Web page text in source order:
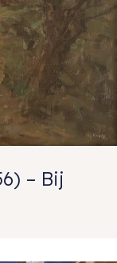
– Bij